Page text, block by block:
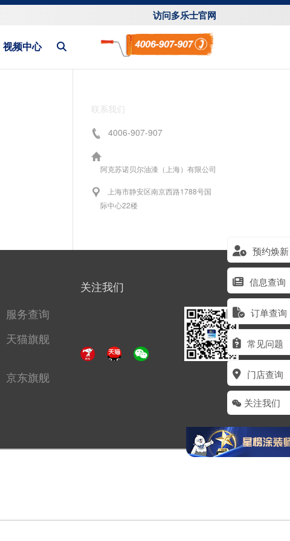
访问多乐士官网
视频中心
预约焕新
信息查询
订单查询
常见问题
门店查询
关注我们
联系我们
4006-907-907
阿克苏诺贝尔油漆（上海）有限公司
上海市静安区南京西路1788号国
际中心22楼
服务查询
天猫旗舰
京东旗舰
关注我们